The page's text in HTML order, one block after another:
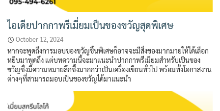
ไอเดียปากกาพรีเมี่ยมเป็นของขวัญสุดพิเศษ
October 12, 2024
หากจะพูดถึงการมอบของขวัญชิ้นพิเศษก็อาจจะมีสิ่งของมากมายให้ได้เลือก
หยิบมาพูดถึง แต่บทความนี้จะมาแนะนำปากกาพรีเมี่ยมสำหรับเป็นของ
ขวัญซึ่งมีความหมายลึกซึ้งมากกว่าเป็นเครื่องเขียนทั่วไป พร้อมทั้งโอกาสงาน
ต่างๆที่สามารถมอบเป็นของขวัญได้มาแนะนำ